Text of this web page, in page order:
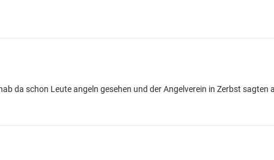
da schon Leute angeln gesehen und der Angelverein in Zerbst sagten